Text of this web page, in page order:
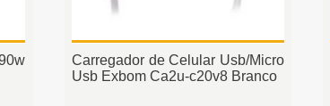
Carregador de Celular Usb/Micro
Usb Exbom Ca2u-c20v8 Branco